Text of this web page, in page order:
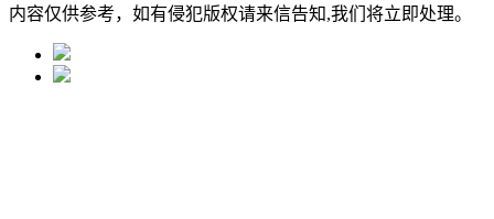
内容仅供参考，如有侵犯版权请来信告知,我们将立即处理。